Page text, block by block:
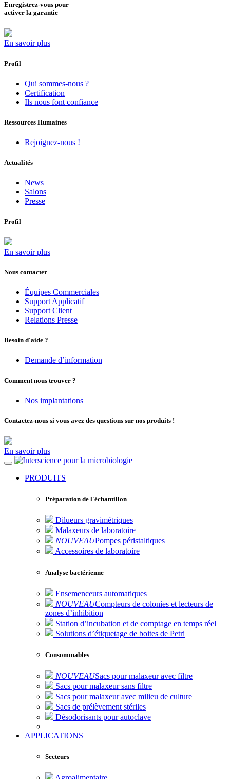
Enregistrez-vous pour
activer la garantie
En savoir plus
Profil
Qui sommes-nous ?
Certification
Ils nous font confiance
Ressources Humaines
Rejoignez-nous !
Actualités
News
Salons
Presse
Profil
En savoir plus
Nous contacter
Équipes Commerciales
Support Applicatif
Support Client
Relations Presse
Besoin d'aide ?
Demande d’information
Comment nous trouver ?
Nos implantations
Contactez-nous si vous avez des questions sur nos produits !
En savoir plus
pour la microbiologie
PRODUITS
Préparation de l'échantillon
Dilueurs gravimétriques
Malaxeurs de laboratoire
NOUVEAUPompes péristaltiques
Accessoires de laboratoire
Analyse bactérienne
Ensemenceurs automatiques
NOUVEAUCompteurs de colonies et lecteurs de
zones d’inhibition
Station d’incubation et de comptage en temps réel
Solutions d’étiquetage de boites de Petri
Consommables
NOUVEAUSacs pour malaxeur avec filtre
Sacs pour malaxeur sans filtre
Sacs pour malaxeur avec milieu de culture
Sacs de prélèvement stériles
Désodorisants pour autoclave
APPLICATIONS
Secteurs